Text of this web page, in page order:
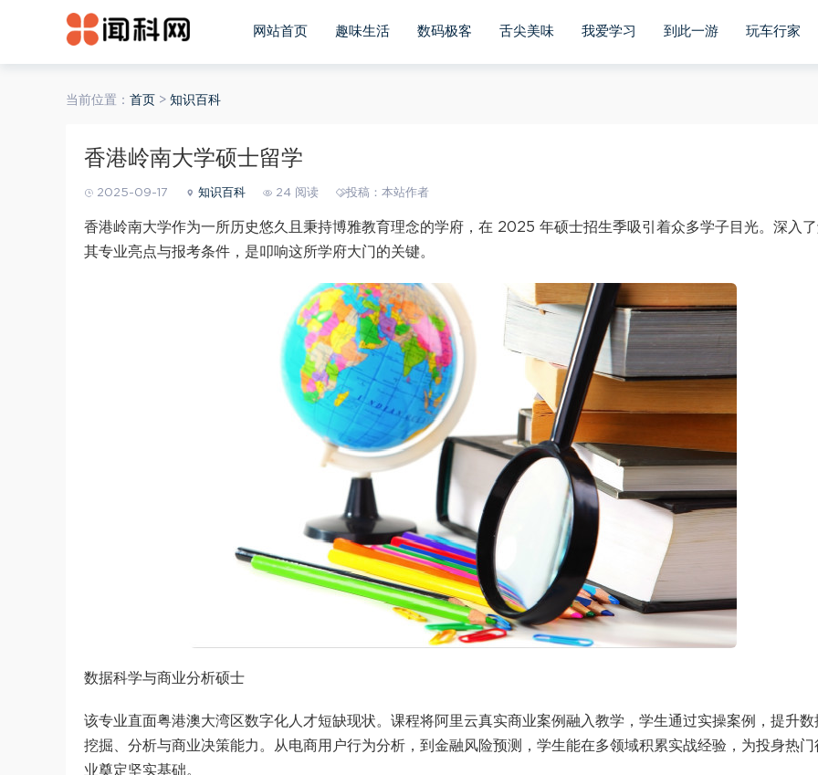
网站首页 趣味生活 数码极客 舌尖美味 我爱学习 到此一游 玩车行家
当前位置： 首页 > 知识百科
香港岭南大学硕士留学
2025-09-17 知识百科 24 阅读 投稿：本站作者
香港岭南大学作为一所历史悠久且秉持博雅教育理念的学府，在 2025 年硕士招生季吸引着众多学子目光。深入
其专业亮点与报考条件，是叩响这所学府大门的关键。
数据科学与商业分析硕士
该专业直面粤港澳大湾区数字化人才短缺现状。课程将阿里云真实商业案例融入教学，学生通过实操案例，提升数
挖掘、分析与商业决策能力。从电商用户行为分析，到金融风险预测，学生能在多领域积累实战经验，为投身热门
业奠定坚实基础。